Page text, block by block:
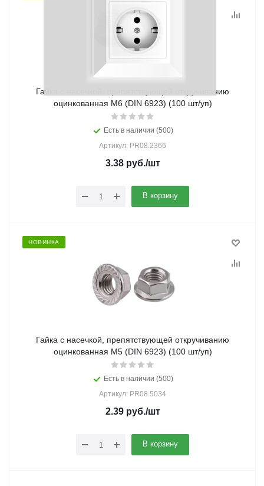
Гайка с насечкой, препятствующей откручиванию
оцинкованная М6 (DIN 6923) (100 шт/уп)
Есть в наличии (500)
Артикул: PR08.2366
3.38руб./шт
В корзину
НОВИНКА
Гайка с насечкой, препятствующей откручиванию
оцинкованная М5 (DIN 6923) (100 шт/уп)
Есть в наличии (500)
Артикул: PR08.5034
2.39руб./шт
В корзину